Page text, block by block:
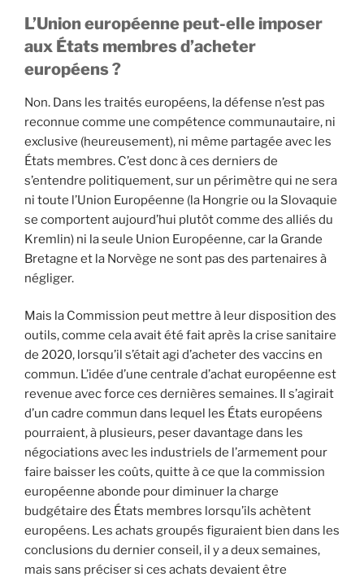
L’Union européenne peut-elle imposer
aux États membres d’acheter
européens ?
Non. Dans les traités européens, la défense n’est pas
reconnue comme une compétence communautaire, ni
exclusive (heureusement), ni même partagée avec les
États membres. C’est donc à ces derniers de
s’entendre politiquement, sur un périmètre qui ne sera
ni toute l’Union Européenne (la Hongrie ou la Slovaquie
se comportent aujourd’hui plutôt comme des alliés du
Kremlin) ni la seule Union Européenne, car la Grande
Bretagne et la Norvège ne sont pas des partenaires à
négliger.
Mais la Commission peut mettre à leur disposition des
outils, comme cela avait été fait après la crise sanitaire
de 2020, lorsqu’il s’était agi d’acheter des vaccins en
commun. L’idée d’une centrale d’achat européenne est
revenue avec force ces dernières semaines. Il s’agirait
d’un cadre commun dans lequel les États européens
pourraient, à plusieurs, peser davantage dans les
négociations avec les industriels de l’armement pour
faire baisser les coûts, quitte à ce que la commission
européenne abonde pour diminuer la charge
budgétaire des États membres lorsqu’ils achètent
européens. Les achats groupés figuraient bien dans les
conclusions du dernier conseil, il y a deux semaines,
mais sans préciser si ces achats devaient être